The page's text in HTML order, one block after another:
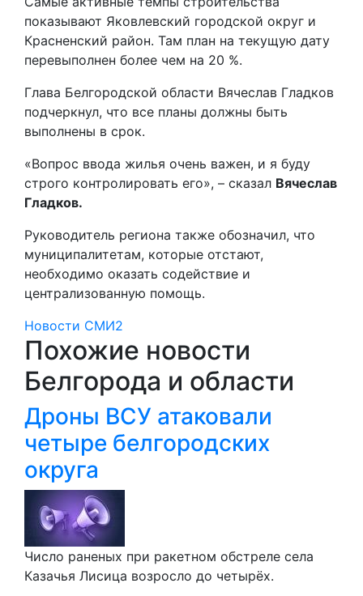
показывают Яковлевский городской округ и
Красненский район. Там план на текущую дату
перевыполнен более чем на 20 %.
Глава Белгородской области Вячеслав Гладков
подчеркнул, что все планы должны быть
выполнены в срок.
«Вопрос ввода жилья очень важен, и я буду
строго контролировать его», – сказал Вячеслав
Гладков.
Руководитель региона также обозначил, что
муниципалитетам, которые отстают,
необходимо оказать содействие и
централизованную помощь.
Новости СМИ2
Похожие новости
Белгорода и области
Дроны ВСУ атаковали
четыре белгородских
округа
Число раненых при ракетном обстреле села
Казачья Лисица возросло до четырёх.